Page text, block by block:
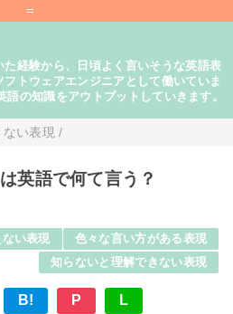
=
経験から、日頃よく言いそうな英語表
トウェアエンジニアとして働いていま
の知識をアウトプットしていきます。
い表現 /
英語で何て言う？
い表現
色々な言い方がある表現
知らないと理解できない表現
B! P L